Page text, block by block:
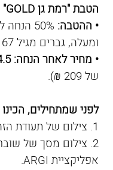
הטבת "רמת גן GOLD"
• ההטבה:
ומעלה, גברים מגיל 67 ומעלה).
• מחיר לאחר הנחה: 104.5 ₪ בלבד
של 209 ₪).
לפני שמתחילים,
1. צילום של תעודת הזהות שלכם + הספח.
2. צילום מסך של
אפליקציית ARGI.